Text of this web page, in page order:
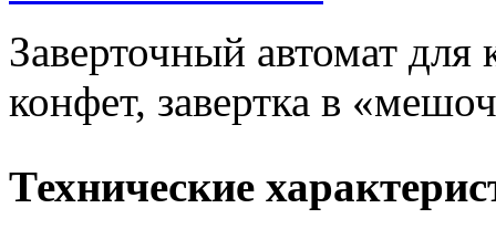
Заверточный автомат
конфет, завертка в
Технические